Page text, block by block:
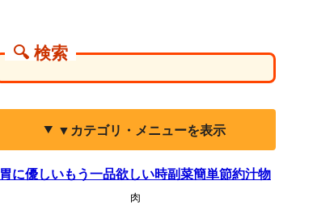
🔍 検索
▼カテゴリ・メニューを表示
胃に優しいもう一品欲しい時副菜簡単節約汁物
肉